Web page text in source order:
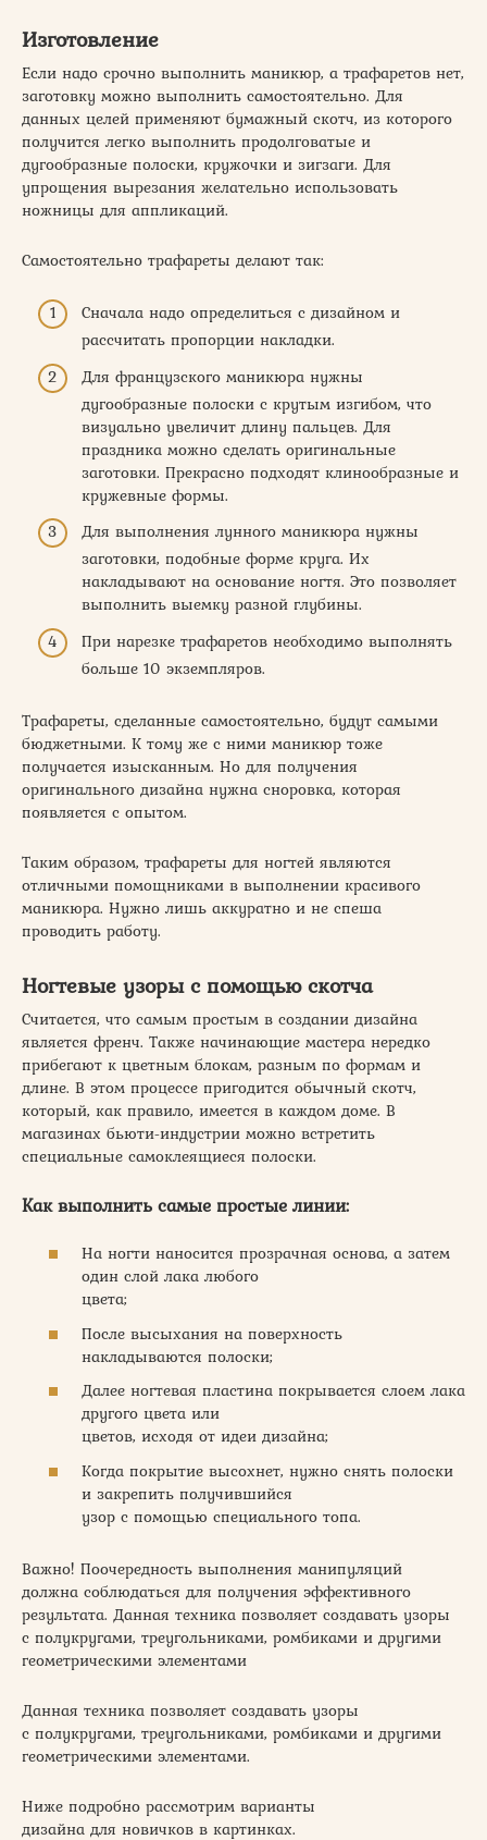
Изготовление
Если надо срочно выполнить маникюр, а трафаретов нет,
заготовку можно выполнить самостоятельно. Для
данных целей применяют бумажный скотч, из которого
получится легко выполнить продолговатые и
дугообразные полоски, кружочки и зигзаги. Для
упрощения вырезания желательно использовать
ножницы для аппликаций.
Самостоятельно трафареты делают так:
Сначала надо определиться с дизайном и
рассчитать пропорции накладки.
Для французского маникюра нужны
дугообразные полоски с крутым изгибом, что
визуально увеличит длину пальцев. Для
праздника можно сделать оригинальные
заготовки. Прекрасно подходят клинообразные и
кружевные формы.
Для выполнения лунного маникюра нужны
заготовки, подобные форме круга. Их
накладывают на основание ногтя. Это позволяет
выполнить выемку разной глубины.
При нарезке трафаретов необходимо выполнять
больше 10 экземпляров.
Трафареты, сделанные самостоятельно, будут самыми
бюджетными. К тому же с ними маникюр тоже
получается изысканным. Но для получения
оригинального дизайна нужна сноровка, которая
появляется с опытом.
Таким образом, трафареты для ногтей являются
отличными помощниками в выполнении красивого
маникюра. Нужно лишь аккуратно и не спеша
проводить работу.
Ногтевые узоры с помощью скотча
Считается, что самым простым в создании дизайна
является френч. Также начинающие мастера нередко
прибегают к цветным блокам, разным по формам и
длине. В этом процессе пригодится обычный скотч,
который, как правило, имеется в каждом доме. В
магазинах бьюти-индустрии можно встретить
специальные самоклеящиеся полоски.
Как выполнить самые простые линии:
На ногти наносится прозрачная основа, а затем
один слой лака любого
цвета;
После высыхания на поверхность
накладываются полоски;
Далее ногтевая пластина покрывается слоем лака
другого цвета или
цветов, исходя от идеи дизайна;
Когда покрытие высохнет, нужно снять полоски
и закрепить получившийся
узор с помощью специального топа.
Важно! Поочередность выполнения манипуляций
должна соблюдаться для получения эффективного
результата. Данная техника позволяет создавать узоры
с полукругами, треугольниками, ромбиками и другими
геометрическими элементами
Данная техника позволяет создавать узоры
с полукругами, треугольниками, ромбиками и другими
геометрическими элементами.
Ниже подробно рассмотрим варианты
дизайна для новичков в картинках.